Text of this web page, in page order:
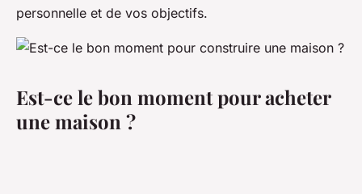
personnelle et de vos objectifs.
Est-ce le bon moment pour acheter
une maison ?